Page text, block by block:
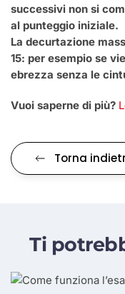
successivi non si
al punteggio iniziale.
La decurtazione
15: per esempio se
ebrezza senza le
Vuoi saperne di più?
Torna
Ti